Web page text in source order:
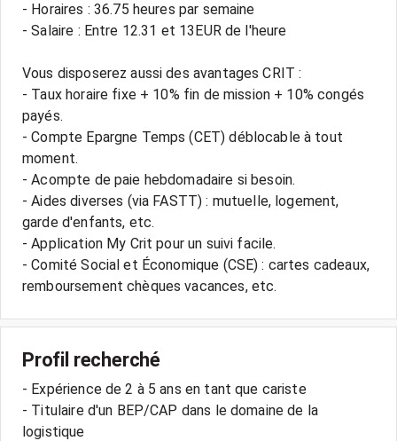
- Horaires : 36.75 heures par semaine
- Salaire : Entre 12.31 et 13EUR de l'heure
Vous disposerez aussi des avantages CRIT :
- Taux horaire fixe + 10% fin de mission + 10% congés
payés.
- Compte Epargne Temps (CET) déblocable à tout
moment.
- Acompte de paie hebdomadaire si besoin.
- Aides diverses (via FASTT) : mutuelle, logement,
garde d'enfants, etc.
- Application My Crit pour un suivi facile.
- Comité Social et Économique (CSE) : cartes cadeaux,
Profil recherché
- Expérience de 2 à 5 ans en tant que cariste
- Titulaire d'un BEP/CAP dans le domaine de la
logistique